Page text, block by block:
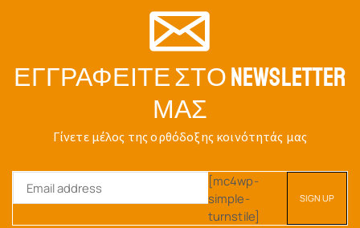
ΕΓΓΡΑΦΕΊΤΕ ΣΤΟ NEWSLETTER
ΜΑΣ
Γίνετε μέλος της ορθόδοξης κοινότητάς μας
[mc4wp-
simple-
turnstile]